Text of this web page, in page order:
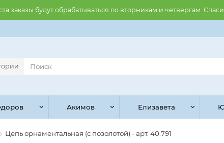
заказы будут обрабатываться по вторникам и четвергам.
Акимов Елизавета
Цепь орнаментальная (с позолотой) - арт. 40.791